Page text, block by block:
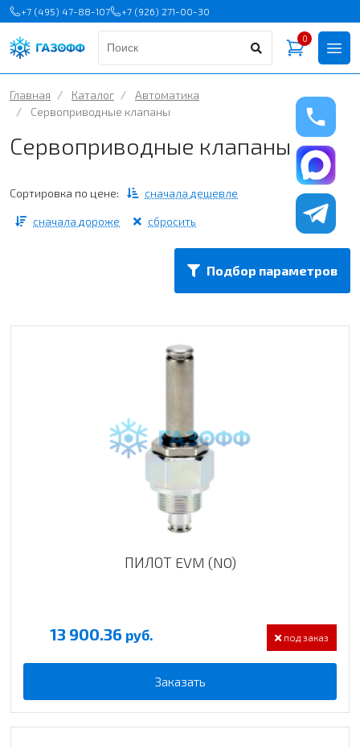
+7 (495) 47-88-107 +7 (926) 271-00-30
0
Главная / Каталог /
Автоматика
/
Сервоприводные клапаны
Сервоприводные клапаны
Сортировка по цене: сначала дешевле
сначала дороже сбросить
Подбор параметров
ПИЛОТ EVM (NO)
13 900.36 руб. под заказ
Заказать